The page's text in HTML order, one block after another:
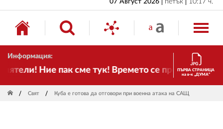
07 Август 2026 петък 10:17 ч.
Информация:
Ние пак сме тук! Времето се променя иПЪРВА СТРАНИЦА
на в-к „ДУМА“
Свят Куба е готова да отговори при военна атака на САЩ
СВЯТ